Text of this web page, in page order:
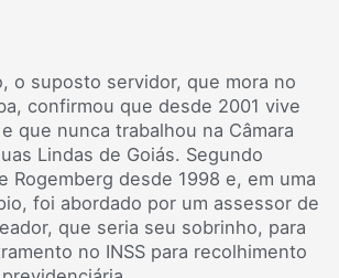
o suposto servidor, que mora no
confirmou que desde 2001 vive
que nunca trabalhou na Câmara
Lindas de Goiás. Segundo
Rogemberg desde 1998 e, em uma
foi abordado por um assessor de
que seria seu sobrinho, para
no INSS para recolhimento